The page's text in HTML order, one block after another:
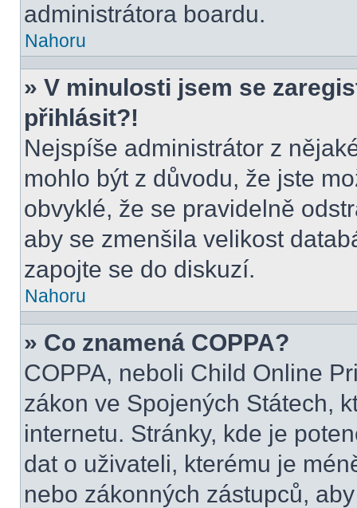
administrátora boardu.
Nahoru
» V minulosti jsem se
přihlásit?!
Nejspíše administrátor z
mohlo být z důvodu, že jste
obvyklé, že se pravidelně
aby se zmenšila velikost
zapojte se do diskuzí.
Nahoru
» Co znamená COPPA?
COPPA, neboli Child Online
zákon ve Spojených Státech,
internetu. Stránky, kde je
dat o uživateli, kterému je
nebo zákonných zástupců,